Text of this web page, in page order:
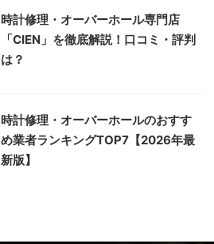
時計修理・オーバーホール専門店
「CIEN」を徹底解説！口コミ・評判
は？
時計修理・オーバーホールのおすす
め業者ランキングTOP7【2026年最
新版】